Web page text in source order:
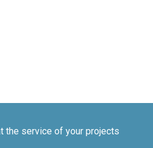
the service of your projects